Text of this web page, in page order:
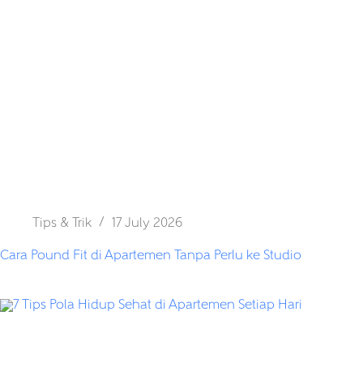
Tips & Trik 17 July 2026
Cara Pound Fit di Apartemen Tanpa Perlu ke Studio